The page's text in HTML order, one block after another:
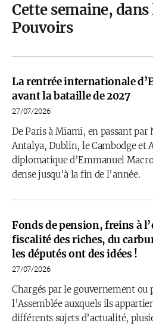
Cette semaine,
Pouvoirs
La rentrée internationale
avant la bataille de 2027
27/07/2026
De Paris à Miami, en passant
Antalya, Dublin, le Cambodge et
diplomatique d’Emmanuel
dense jusqu’à la fin de l’année.
Fonds de pension, freins à
fiscalité des riches, du
les députés ont des idées !
27/07/2026
Chargés par le gouvernement ou
l’Assemblée auxquels ils
différents sujets d’actualité,